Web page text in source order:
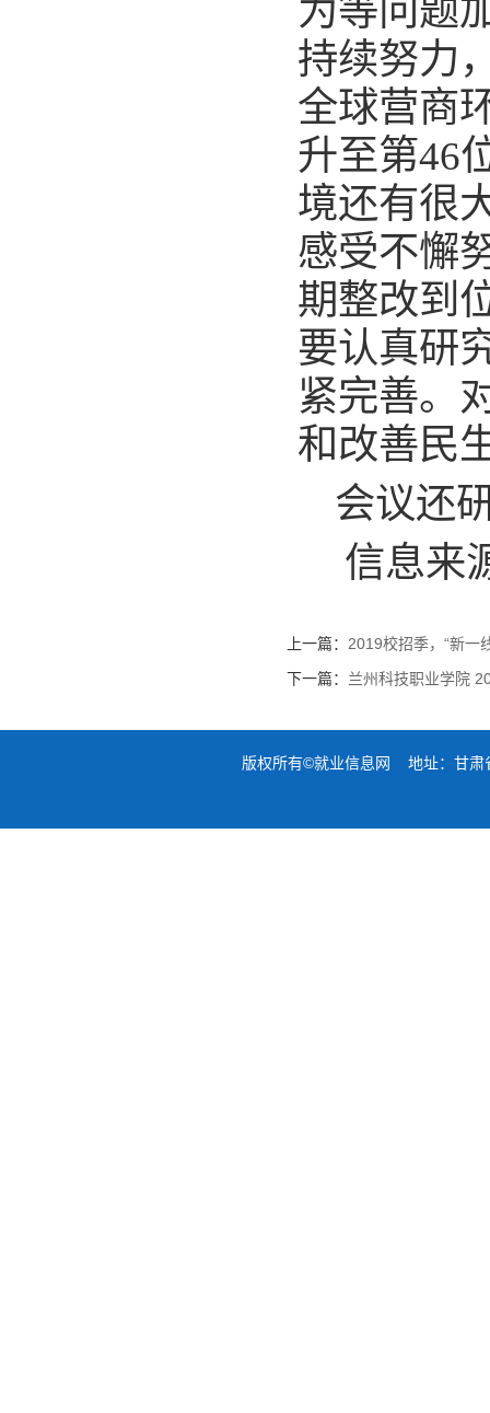
为等问题
持续努力
全球营商
升至第46
境还有很
感受不懈
期整改到
要认真研
紧完善。
和改善民
会议还
信息来
上一篇： 2019校招季，“新一
下一篇： 兰州科技职业学院
版权所有©就业信息网 地址：甘